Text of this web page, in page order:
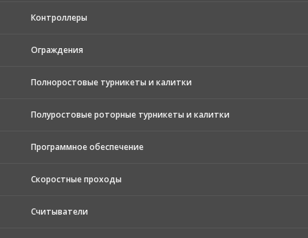
Контроллеры
Ограждения
Полноростовые турникеты и калитки
Полуростовые роторные турникеты и калитки
Программное обеспечение
Скоростные проходы
Считыватели